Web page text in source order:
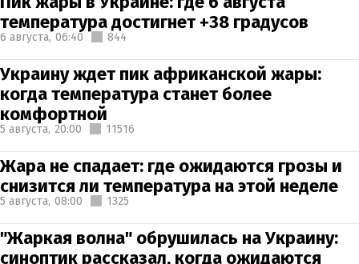
температура достигнет +38 градусов
6 августа, 06:40 844
Украину ждет пик африканской жары:
когда температура станет более
комфортной
5 августа, 20:00 11516
Жара не спадает: где ожидаются грозы и
снизится ли температура на этой неделе
5 августа, 08:00 1325
"Жаркая волна" обрушилась на Украину:
синоптик рассказал, когда ожидаются